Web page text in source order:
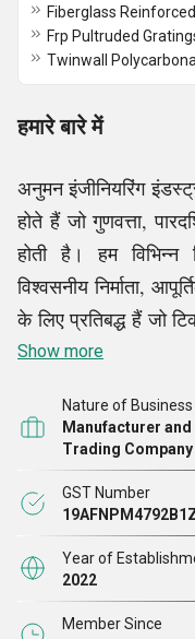
Frp Pultruded
हमारे बारे में
अनुमन इंजीनियरिंग
होते हैं जो गुणवत्ता,
होती है। हम विभिन्न
विश्वसनीय निर्माता,
के लिए प्रतिबद्ध हैं जो
पूरा करते हैं। हमारा
करें, जो विश्वास और
रुझान और ग्राहकों की
खेल से आगे रहने के लिए
प्रक्रियाओं को लगातार
की ज़िम्मेदारी पर भी
हमारी उत्पादन
Show more
Nature of Business
Manufacturer
Trading Company
GST Number
Year of
2022
Member Since